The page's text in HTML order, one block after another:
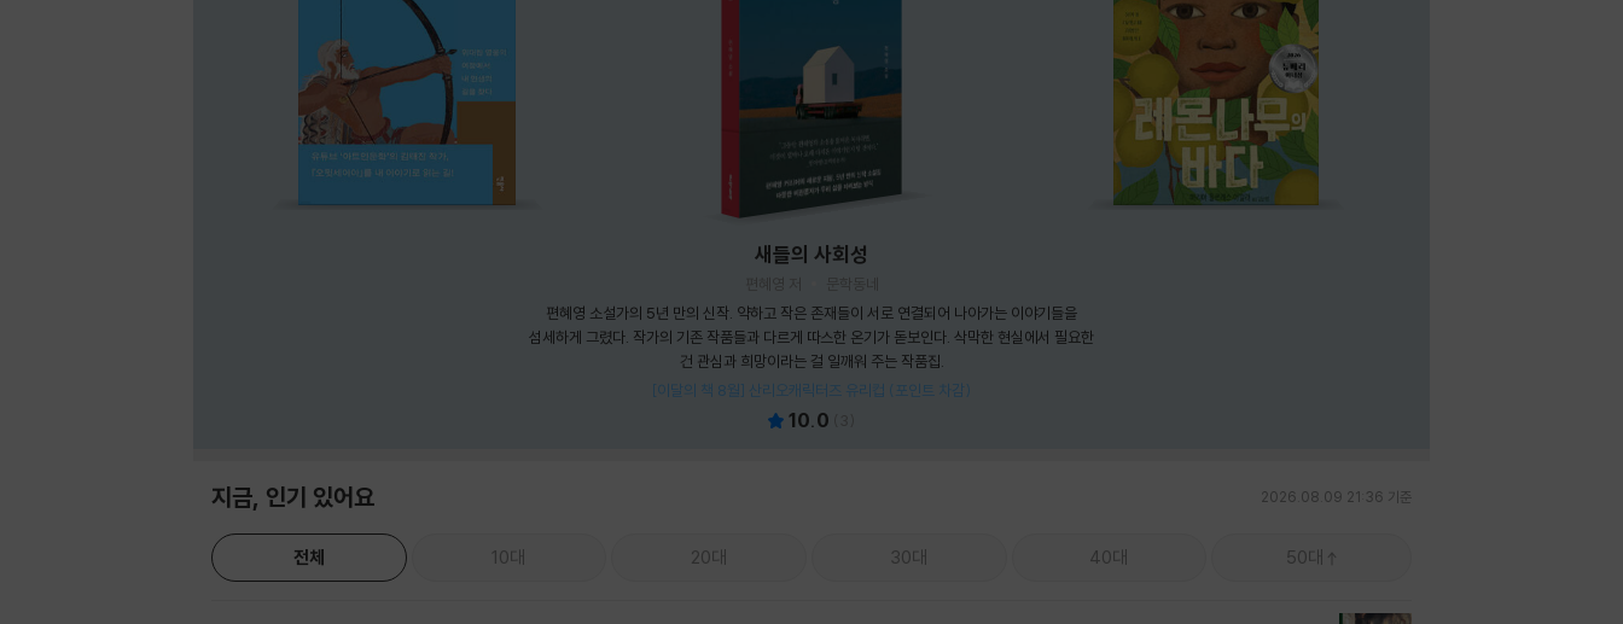
새들의 사회성
편혜영 소설가의 5년 만의 신작. 약하고 작은 존재들이 서로 연결되어 나아가는 이야기들을
섬세하게 그렸다. 작가의 기존 작품들과 다르게 따스한 온기가 돋보인다. 삭막한 현실에서 필요한
건 관심과 희망이라는 걸 일깨워 주는 작품집.
[이달의 책 8월] 산리오캐릭터즈 유리컵 (포인트 차감)
10.0
지금, 인기 있어요 2026.08.09 21:36 기준
전체 10대 20대 30대 40대 50대